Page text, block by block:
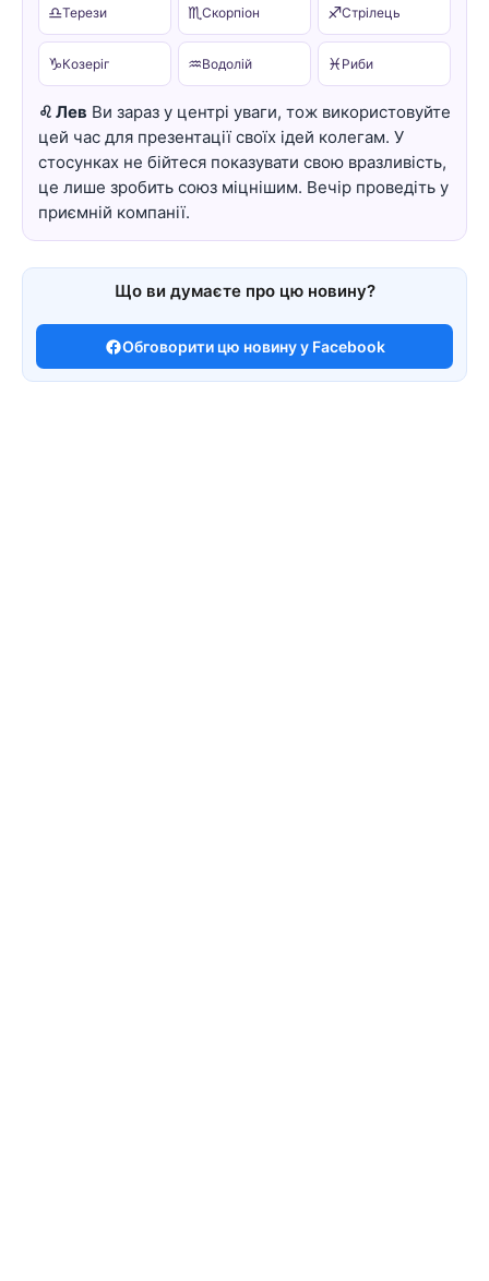
♎Терези ♏Скорпіон ♐Стрілець
♑Козеріг ♒Водолій ♓ Риби
♌ Лев Ви зараз у центрі уваги, тож використовуйте
цей час для презентації своїх ідей колегам. У
стосунках не бійтеся показувати свою вразливість,
це лише зробить союз міцнішим. Вечір проведіть у
приємній компанії.
Що ви думаєте про цю новину?
Обговорити цю новину у Facebook